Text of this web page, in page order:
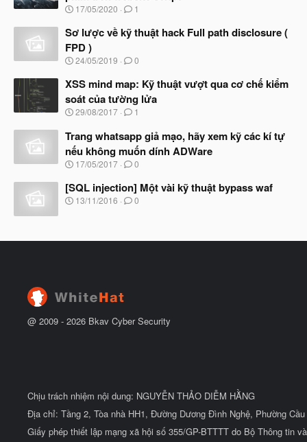
ắ
đ
ầ
u
N
à
b
ắ
đ
ầ
u
17/05/2020 1
Sơ lược về kỹ thuật hack Full path disclosure (
FPD )
N
à
b
ắ
đ
ầ
u
24/05/2019 0
XSS mind map: Kỹ thuật vượt qua cơ chế kiểm
soát của tường lửa
N
à
y
b
ắ
đ
ầ
29/08/2017 1
Trang whatsapp giả mạo, hãy xem kỹ các kí tự
nếu không muốn dính ADWare
N
à
y
b
đ
17/05/2017 0
[SQL injection] Một vài kỹ thuật bypass waf
N
b
u
13/11/2016 0
@ 2009 - 2026 Bkav Cyber Security
Chịu trách nhiệm nội dung: NGUYỄN THẢO DIỄM HẰNG
Địa chỉ: Tầng 2, Tòa nhà HH1, Đường Dương Đình Nghệ, Phường
Giấy phép thiết lập mạng xã hội số 355/GP-BTTTT do Bộ Thông tin